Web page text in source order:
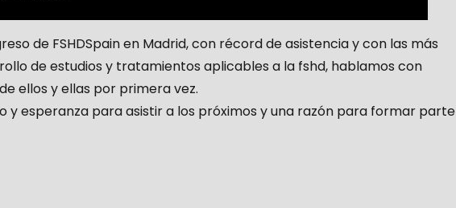
de FSHDSpain en Madrid, con récord de asistencia y con las más
de estudios y tratamientos aplicables a la fshd, hablamos con
ellos y ellas por primera vez.
y esperanza para asistir a los próximos y una razón para formar parte